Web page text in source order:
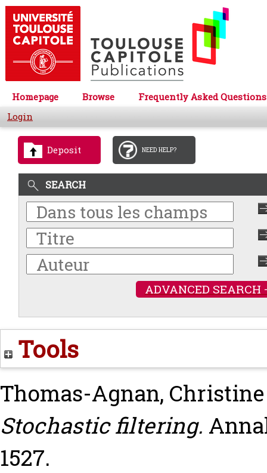
Homepage Browse
Frequently Asked Questions
Login
Deposit NEED HELP?
SEARCH
ADVANCED SEARCH
Tools
Thomas-Agnan, Christine
Stochastic filtering.
1527.